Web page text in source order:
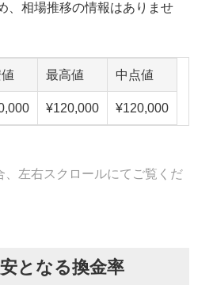
、相場推移の情報はありませ
最高値 中点値
¥120,000 ¥120,000
、左右スクロールにてご覧くだ
となる換金率